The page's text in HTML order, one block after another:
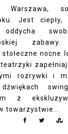
Warszawa,
Jest ciepły,
nocne
rozrywki i
z
towarzystwie...